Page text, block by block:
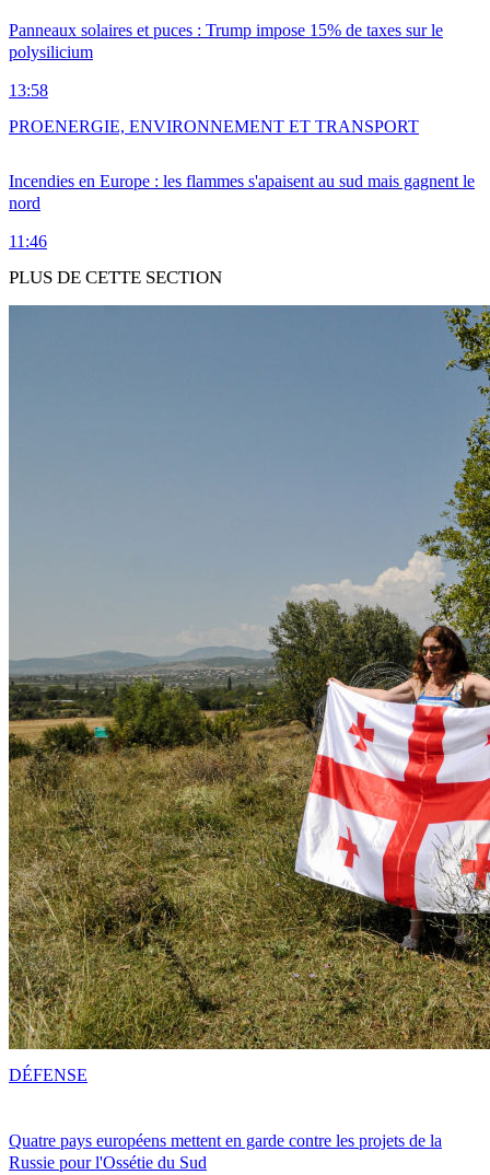
Panneaux solaires et puces : Trump impose 15% de taxes sur le
polysilicium
13:58
Incendies en Europe : les flammes s'apaisent au sud mais gagnent le
nord
11:46
PROENERGIE, ENVIRONNEMENT ET TRANSPORT
PLUS DE CETTE SECTION
Quatre pays européens mettent en garde contre les projets de la
Russie pour l'Ossétie du Sud
DÉFENSE